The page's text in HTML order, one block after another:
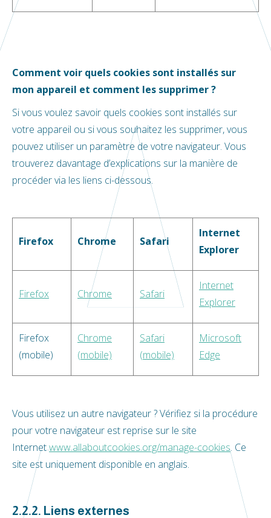
Comment voir quels cookies sont installés sur
mon appareil et comment les supprimer ?
Si vous voulez savoir quels cookies sont installés sur
votre appareil ou si vous souhaitez les supprimer, vous
pouvez utiliser un paramètre de votre navigateur. Vous
trouverez davantage d’explications sur la manière de
procéder via les liens ci-dessous.
Firefox Chrome Safari
Internet
Explorer
Firefox Chrome Safari
Internet
Explorer
Firefox
(mobile)
Chrome
(mobile)
Safari
(mobile)
Microsoft
Edge
Vous utilisez un autre navigateur ? Vérifiez si la procédure
pour votre navigateur est reprise sur le site
Internetwww.allaboutcookies.org/manage-cookies. Ce
site est uniquement disponible en anglais.
2.2.2. Liens externes